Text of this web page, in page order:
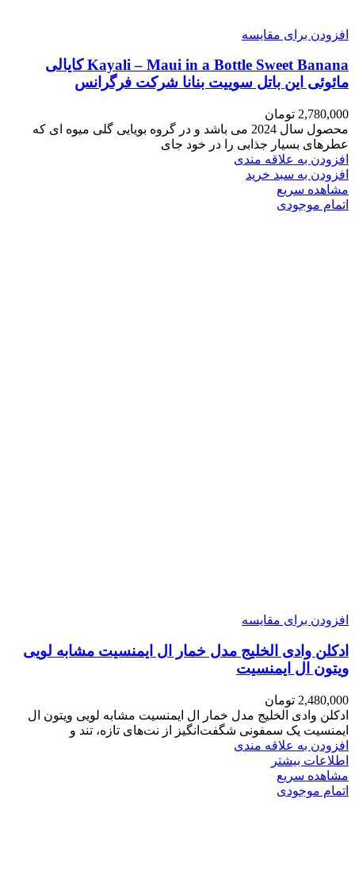
افزودن برای مقایسه
Kayali – Maui in a Bottle Sweet Banana کایالی
مائوئی این باتل سوییت بنانا شرکت فرگرانس
2,780,000 تومان
محصول سال 2024 می باشد و در گروه بویایی گلی میوه ای که
عطرهای بسیار جذابی را در خود جای
افزودن به علاقه مندی
افزودن به سبد خرید
مشاهده سریع
اتمام موجودی
افزودن برای مقایسه
ادکلن وادی الخلیج مدل خمار ال ایمنسیت مشابه لویی
ویتون ال ایمنسیت
2,480,000 تومان
ادکلن وادی الخلیج مدل خمار ال ایمنسیت مشابه لویی ویتون ال
ایمنسیت یک سمفونی شگفت‌انگیز از نت‌های تازه، تند و
افزودن به علاقه مندی
اطلاعات بیشتر
مشاهده سریع
اتمام موجودی